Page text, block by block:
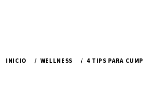
INICIO WELLNESS 4 TIPS PARA